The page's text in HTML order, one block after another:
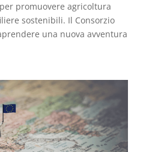
per promuovere agricoltura
sostenibili. Il Consorzio
una nuova avventura